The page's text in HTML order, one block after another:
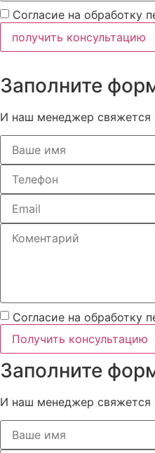
Согласие на обработку
получить консультацию
Заполните
И наш менеджер
Согласие на обработку
Получить консультацию
Заполните
И наш менеджер